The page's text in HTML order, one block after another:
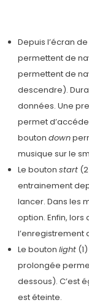
Depuis l’écran
permettent de
permettent de
descendre).
données. Une
permet
bouton down
musique sur le
Le bouton start
entrainement
lancer. Dans les
option. Enfin,
l’enregistrement
Le bouton light
prolongée
dessous). C’est
est éteinte.